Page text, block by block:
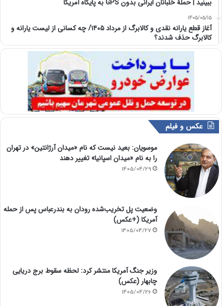
ببینید | حملۀ خلبانان ایرانی بدون GPS به پایگاه آمریکا
1405/05/15
آغاز قطع یارانه نقدی و کالابرگ از مرداد ۱۴۰۵/ چه کسانی از لیست یارانه و
کالابرگ حذف شدند؟
عکس و فیلم
موسویان: بعید نیست که نام «میدان آرژانتین» در تهران
را به نام «میدان اسپانیا» تغییر دهند
1405/04/29
وضعیت پل تخریب‌شده رودان به بندرعباس پس از حمله
آمریکا (+عکس)
1405/04/27
وزیر جنگ آمریکا منتشر کرد: لحظه سقوط برج دریایی
چابهار (عکس)
1405/04/26